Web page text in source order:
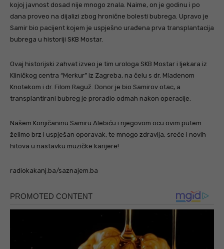
kojoj javnost dosad nije mnogo znala. Naime, on je godinu i po
dana proveo na dijalizi zbog hronične bolesti bubrega. Upravo je
Samir bio pacijent kojem je uspješno urađena prva transplantacija
bubrega u historiji SKB Mostar.
Ovaj historijski zahvat izveo je tim urologa SKB Mostar i ljekara iz
Kliničkog centra “Merkur” iz Zagreba, na čelu s dr. Mladenom
Knotekom i dr. Filom Raguž. Donor je bio Samirov otac, a
transplantirani bubreg je proradio odmah nakon operacije.
Našem Konjičaninu Samiru Alebiću i njegovom ocu ovim putem
želimo brz i uspješan oporavak, te mnogo zdravlja, sreće i novih
hitova u nastavku muzičke karijere!
radiokakanj.ba/saznajem.ba